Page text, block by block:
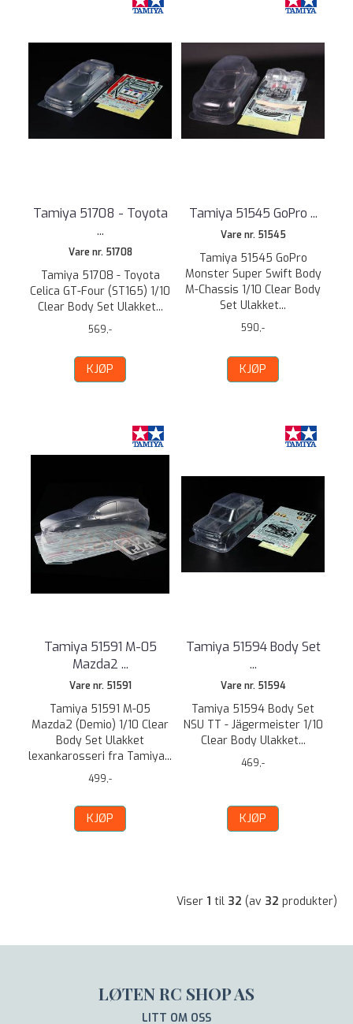
Tamiya 51708 - Toyota
...
Vare nr. 51708
Tamiya 51708 - Toyota
Celica GT-Four (ST165) 1/10
Clear Body Set Ulakket...
569,-
KJØP
Tamiya 51545 GoPro ...
Vare nr. 51545
Tamiya 51545 GoPro
Monster Super Swift Body
M-Chassis 1/10 Clear Body
Set Ulakket...
590,-
KJØP
Tamiya 51591 M-05
Mazda2 ...
Vare nr. 51591
Tamiya 51591 M-05
Mazda2 (Demio) 1/10 Clear
Body Set Ulakket
lexankarosseri fra Tamiya...
499,-
KJØP
Tamiya 51594 Body Set
...
Vare nr. 51594
Tamiya 51594 Body Set
NSU TT - Jägermeister 1/10
Clear Body Ulakket...
469,-
KJØP
Viser 1 til 32 (av 32 produkter)
LØTEN RC SHOP AS
LITT OM OSS